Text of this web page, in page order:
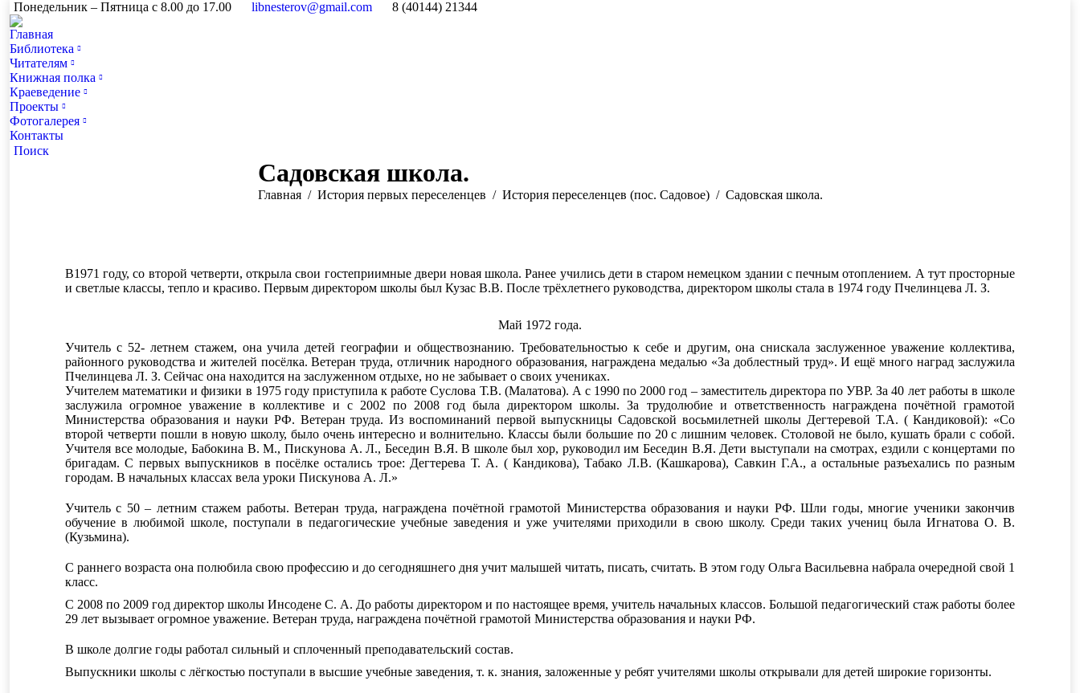
Понедельник – Пятница с 8.00 до 17.00 libnesterov@gmail.com
8 (40144) 21344
Главная
Библиотека
Читателям
Книжная полка
Краеведение
Проекты
Фотогалерея
Контакты
Поиск:
Поиск
Садовская школа.
Вы здесь:
Главная История первых переселенцев История переселенцев (пос. Садовое) Садовская школа.
В1971 году, со второй четверти, открыла свои гостеприимные двери новая школа. Ранее учились дети в старом немецком здании с печным отоплением. А тут просторные
и светлые классы, тепло и красиво. Первым директором школы был Кузас В.В. После трёхлетнего руководства, директором школы стала в 1974 году Пчелинцева Л. З.
Май 1972 года.
Учитель с 52- летнем стажем, она учила детей географии и обществознанию. Требовательностью к себе и другим, она снискала заслуженное уважение коллектива,
районного руководства и жителей посёлка. Ветеран труда, отличник народного образования, награждена медалью «За доблестный труд». И ещё много наград заслужила
Пчелинцева Л. З. Сейчас она находится на заслуженном отдыхе, но не забывает о своих учениках.
Учителем математики и физики в 1975 году приступила к работе Суслова Т.В. (Малатова). А с 1990 по 2000 год – заместитель директора по УВР. За 40 лет работы в школе
заслужила огромное уважение в коллективе и с 2002 по 2008 год была директором школы. За трудолюбие и ответственность награждена почётной грамотой
Министерства образования и науки РФ. Ветеран труда. Из воспоминаний первой выпускницы Садовской восьмилетней школы Дегтеревой Т.А. ( Кандиковой): «Со
второй четверти пошли в новую школу, было очень интересно и волнительно. Классы были большие по 20 с лишним человек. Столовой не было, кушать брали с собой.
Учителя все молодые, Бабокина В. М., Пискунова А. Л., Беседин В.Я. В школе был хор, руководил им Беседин В.Я. Дети выступали на смотрах, ездили с концертами по
бригадам. С первых выпускников в посёлке остались трое: Дегтерева Т. А. ( Кандикова), Табако Л.В. (Кашкарова), Савкин Г.А., а остальные разъехались по разным
городам. В начальных классах вела уроки Пискунова А. Л.»
Учитель с 50 – летним стажем работы. Ветеран труда, награждена почётной грамотой Министерства образования и науки РФ. Шли годы, многие ученики закончив
обучение в любимой школе, поступали в педагогические учебные заведения и уже учителями приходили в свою школу. Среди таких учениц была Игнатова О. В.
(Кузьмина).
С раннего возраста она полюбила свою профессию и до сегодняшнего дня учит малышей читать, писать, считать. В этом году Ольга Васильевна набрала очередной свой 1
класс.
С 2008 по 2009 год директор школы Инсодене С. А. До работы директором и по настоящее время, учитель начальных классов. Большой педагогический стаж работы более
29 лет вызывает огромное уважение. Ветеран труда, награждена почётной грамотой Министерства образования и науки РФ.
В школе долгие годы работал сильный и сплоченный преподавательский состав.
Выпускники школы с лёгкостью поступали в высшие учебные заведения, т. к. знания, заложенные у ребят учителями школы открывали для детей широкие горизонты.